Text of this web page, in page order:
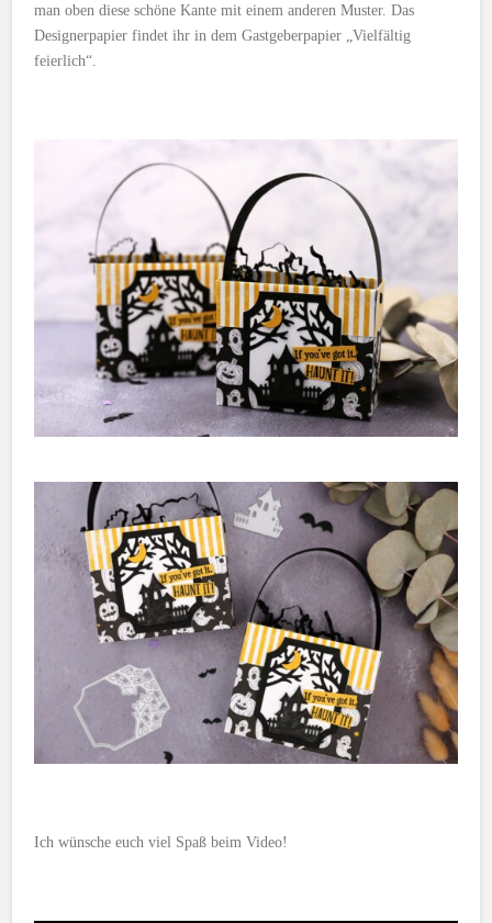
man oben diese schöne Kante mit einem anderen Muster. Das
Designerpapier findet ihr in dem Gastgeberpapier „Vielfältig
feierlich“.
Ich wünsche euch viel Spaß beim Video!